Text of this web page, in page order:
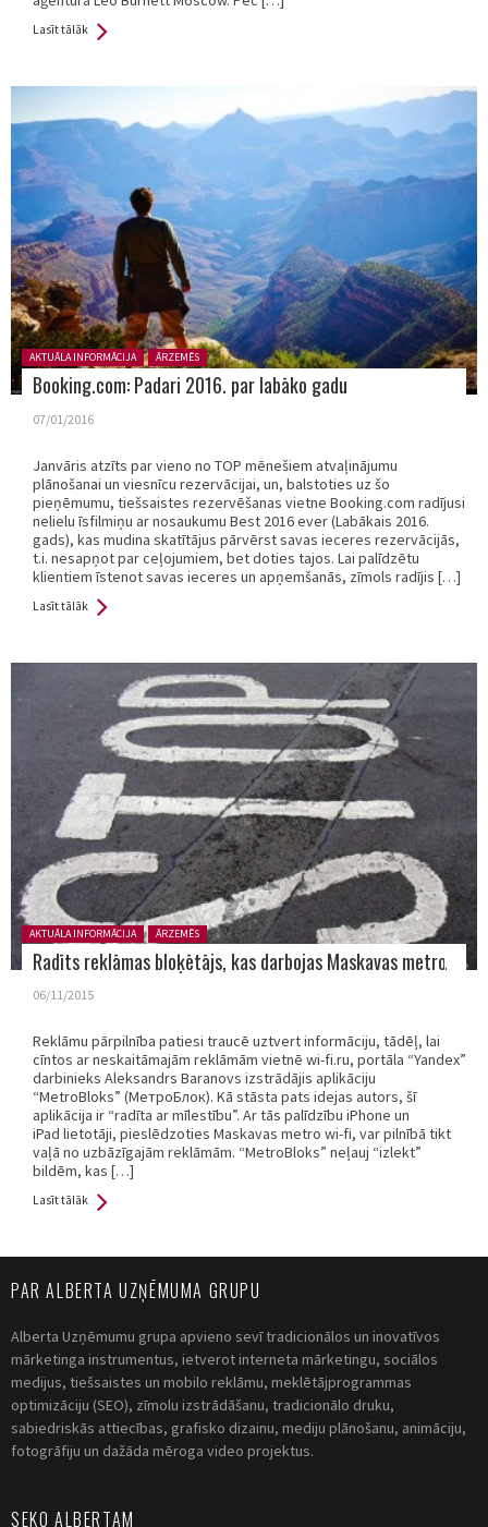
Lasīt tālāk
Posted in:
AKTUĀLA INFORMĀCIJA ĀRZEMĒS
Booking.com: Padari 2016. par labāko gadu
07/01/2016
Janvāris atzīts par vieno no TOP mēnešiem atvaļinājumu
plānošanai un viesnīcu rezervācijai, un, balstoties uz šo
pieņēmumu, tiešsaistes rezervēšanas vietne Booking.com radījusi
nelielu īsfilmiņu ar nosaukumu Best 2016 ever (Labākais 2016.
gads), kas mudina skatītājus pārvērst savas ieceres rezervācijās,
t.i. nesapņot par ceļojumiem, bet doties tajos. Lai palīdzētu
klientiem īstenot savas ieceres un apņemšanās, zīmols radījis […]
Lasīt tālāk
Posted in:
AKTUĀLA INFORMĀCIJA ĀRZEMĒS
Radīts reklāmas bloķētājs, kas darbojas Maskavas metro
06/11/2015
Reklāmu pārpilnība patiesi traucē uztvert informāciju, tādēļ, lai
cīntos ar neskaitāmajām reklāmām vietnē wi-fi.ru, portāla “Yandex”
darbinieks Aleksandrs Baranovs izstrādājis aplikāciju
“MetroBloks” (МетроБлок). Kā stāsta pats idejas autors, šī
aplikācija ir “radīta ar mīlestību”. Ar tās palīdzību iPhone un
iPad lietotāji, pieslēdzoties Maskavas metro wi-fi, var pilnībā tikt
vaļā no uzbāzīgajām reklāmām. “MetroBloks” neļauj “izlekt”
bildēm, kas […]
Lasīt tālāk
PAR ALBERTA UZŅĒMUMA GRUPU
Alberta Uzņēmumu grupa apvieno sevī tradicionālos un inovatīvos
mārketinga instrumentus, ietverot interneta mārketingu, sociālos
medijus, tiešsaistes un mobilo reklāmu, meklētājprogrammas
optimizāciju (SEO), zīmolu izstrādāšanu, tradicionālo druku,
sabiedriskās attiecības, grafisko dizainu, mediju plānošanu, animāciju,
fotogrāfiju un dažāda mēroga video projektus.
SEKO ALBERTAM